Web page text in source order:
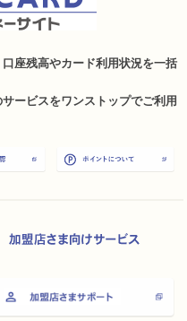
座残高やカード利用状況を一括
ービスをワンストップでご利用